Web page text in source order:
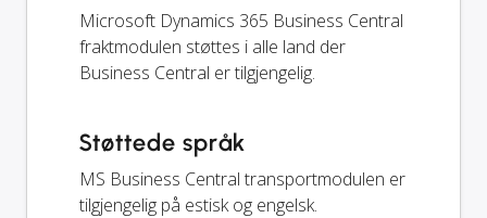
Microsoft Dynamics 365 Business Central
fraktmodulen støttes i alle land der
Business Central er tilgjengelig.
Støttede språk
MS Business Central transportmodulen er
tilgjengelig på estisk og engelsk.